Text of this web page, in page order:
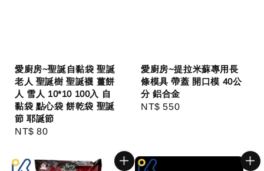
愛廚房~聖誕自黏袋 聖誕
老人 聖誕樹 聖誕襪 薑餅
人 雪人 10*10 100入 自
黏袋 點心袋 餅乾袋 聖誕
節 耶誕節
Regular
NT$ 80
愛廚房~提拉米蘇專用長
條模具 帶蓋 開口模 40公
分 鋁合金
Regular
NT$ 550